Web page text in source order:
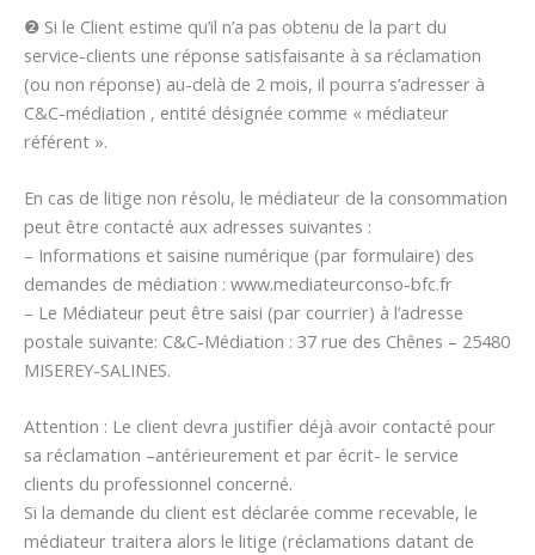
❷ Si le Client estime qu’il n’a pas obtenu de la part du
service-clients une réponse satisfaisante à sa réclamation
(ou non réponse) au-delà de 2 mois, il pourra s’adresser à
C&C-médiation , entité désignée comme « médiateur
référent ».
En cas de litige non résolu, le médiateur de la consommation
peut être contacté aux adresses suivantes :
– Informations et saisine numérique (par formulaire) des
demandes de médiation : www.mediateurconso-bfc.fr
– Le Médiateur peut être saisi (par courrier) à l’adresse
postale suivante: C&C-Médiation : 37 rue des Chênes – 25480
MISEREY-SALINES.
Attention : Le client devra justifier déjà avoir contacté pour
sa réclamation –antérieurement et par écrit- le service
clients du professionnel concerné.
Si la demande du client est déclarée comme recevable, le
médiateur traitera alors le litige (réclamations datant de